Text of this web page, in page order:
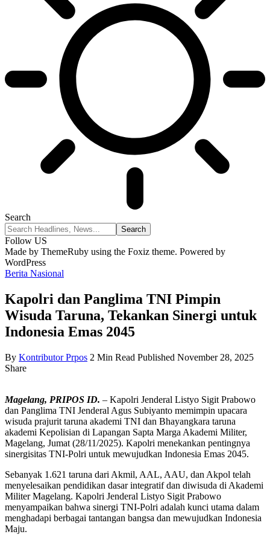
Search
Follow US
Made by ThemeRuby using the Foxiz theme. Powered by
WordPress
Berita Nasional
Kapolri dan Panglima TNI Pimpin
Wisuda Taruna, Tekankan Sinergi untuk
Indonesia Emas 2045
By Kontributor Prpos 2 Min Read Published November 28, 2025
Share
Magelang, PRIPOS ID. – Kapolri Jenderal Listyo Sigit Prabowo
dan Panglima TNI Jenderal Agus Subiyanto memimpin upacara
wisuda prajurit taruna akademi TNI dan Bhayangkara taruna
akademi Kepolisian di Lapangan Sapta Marga Akademi Militer,
Magelang, Jumat (28/11/2025). Kapolri menekankan pentingnya
sinergisitas TNI-Polri untuk mewujudkan Indonesia Emas 2045.
Sebanyak 1.621 taruna dari Akmil, AAL, AAU, dan Akpol telah
menyelesaikan pendidikan dasar integratif dan diwisuda di Akademi
Militer Magelang. Kapolri Jenderal Listyo Sigit Prabowo
menyampaikan bahwa sinergi TNI-Polri adalah kunci utama dalam
menghadapi berbagai tantangan bangsa dan mewujudkan Indonesia
Maju.